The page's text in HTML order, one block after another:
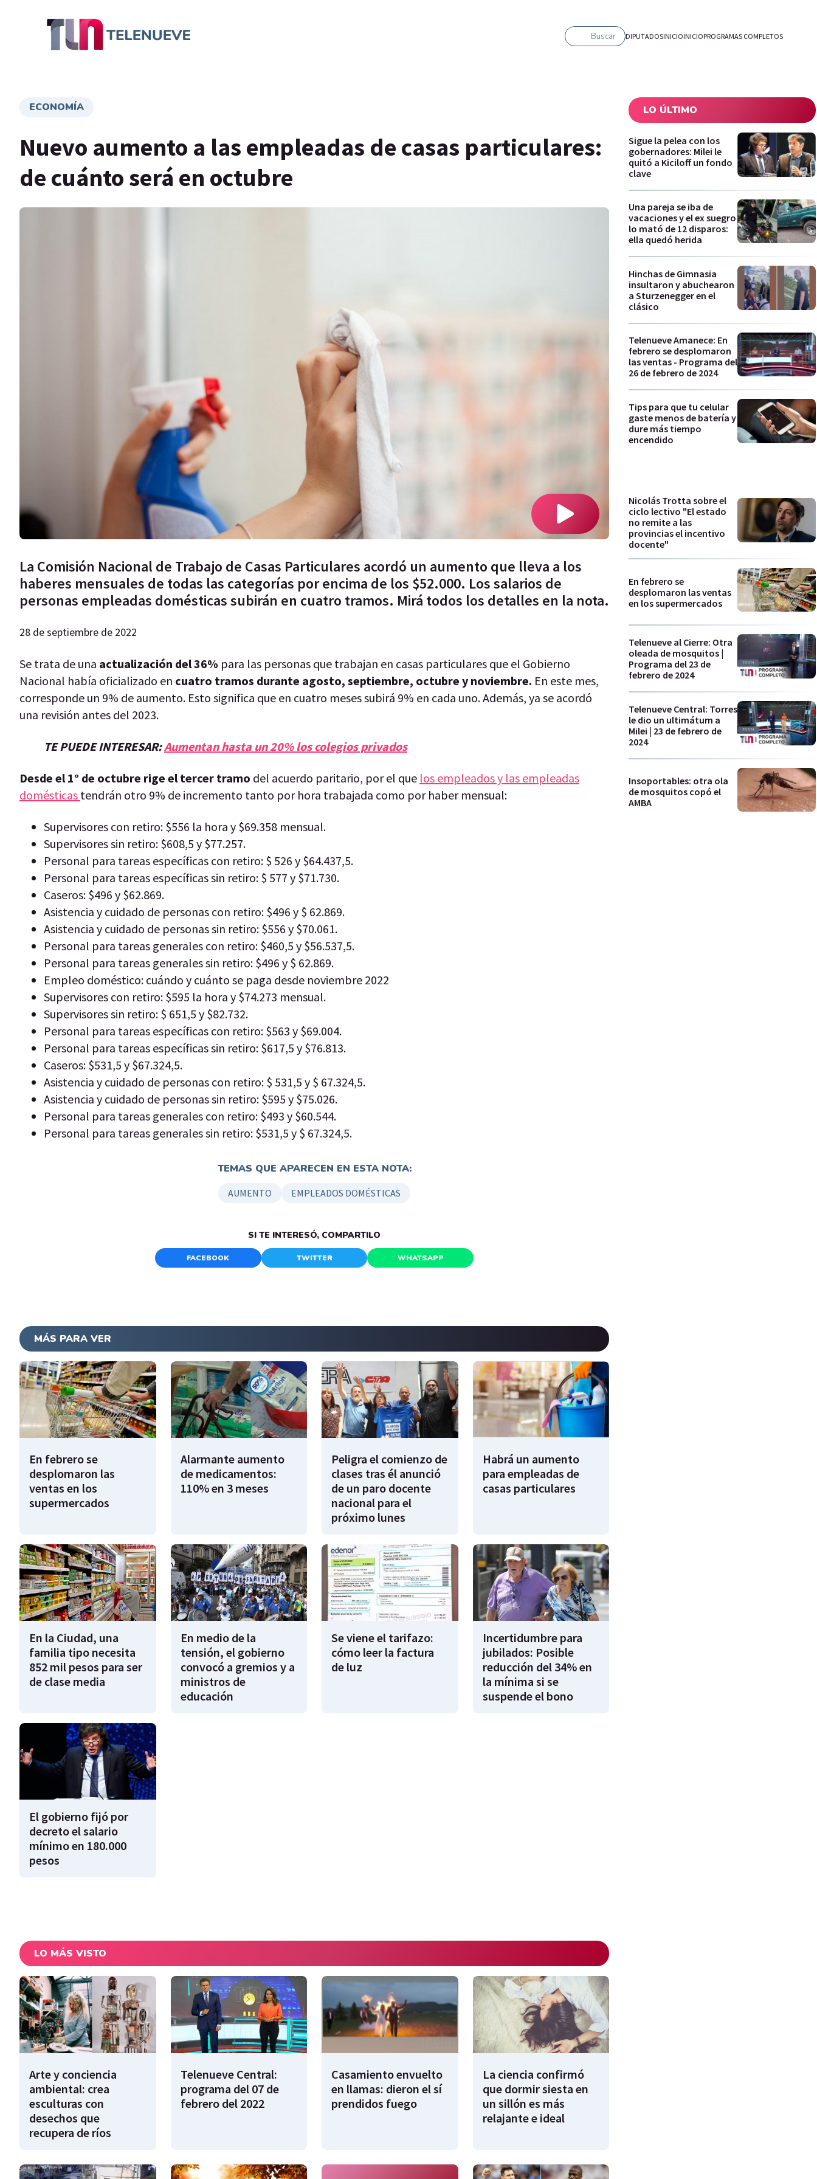
Buscar DIPUTADOSINICIOINICIOPROGRAMAS COMPLETOS
ECONOMÍA
Nuevo aumento a las empleadas de casas particulares:
de cuánto será en octubre
La Comisión Nacional de Trabajo de Casas Particulares acordó un aumento que lleva a los
haberes mensuales de todas las categorías por encima de los $52.000. Los salarios de
personas empleadas domésticas subirán en cuatro tramos. Mirá todos los detalles en la nota.
28 de septiembre de 2022
Se trata de una actualización del 36% para las personas que trabajan en casas particulares que el Gobierno
Nacional había oficializado en cuatro tramos durante agosto, septiembre, octubre y noviembre. En este mes,
corresponde un 9% de aumento. Esto significa que en cuatro meses subirá 9% en cada uno. Además, ya se acordó
una revisión antes del 2023.
TE PUEDE INTERESAR:Aumentan hasta un 20% los colegios privados
Desde el 1° de octubre rige el tercer tramo del acuerdo paritario, por el que los empleados y las empleadas
domésticas tendrán otro 9% de incremento tanto por hora trabajada como por haber mensual:
Supervisores con retiro: $556 la hora y $69.358 mensual.
Supervisores sin retiro: $608,5 y $77.257.
Personal para tareas específicas con retiro: $ 526 y $64.437,5.
Personal para tareas específicas sin retiro: $ 577 y $71.730.
Caseros: $496 y $62.869.
Asistencia y cuidado de personas con retiro: $496 y $ 62.869.
Asistencia y cuidado de personas sin retiro: $556 y $70.061.
Personal para tareas generales con retiro: $460,5 y $56.537,5.
Personal para tareas generales sin retiro: $496 y $ 62.869.
Empleo doméstico: cuándo y cuánto se paga desde noviembre 2022
Supervisores con retiro: $595 la hora y $74.273 mensual.
Supervisores sin retiro: $ 651,5 y $82.732.
Personal para tareas específicas con retiro: $563 y $69.004.
Personal para tareas específicas sin retiro: $617,5 y $76.813.
Caseros: $531,5 y $67.324,5.
Asistencia y cuidado de personas con retiro: $ 531,5 y $ 67.324,5.
Asistencia y cuidado de personas sin retiro: $595 y $75.026.
Personal para tareas generales con retiro: $493 y $60.544.
Personal para tareas generales sin retiro: $531,5 y $ 67.324,5.
TEMAS QUE APARECEN EN ESTA NOTA:
AUMENTO EMPLEADOS DOMÉSTICAS
SI TE INTERESÓ, COMPARTILO
FACEBOOK TWITTER WHATSAPP
MÁS PARA VER
En febrero se
desplomaron las
ventas en los
supermercados
Alarmante aumento
de medicamentos:
110% en 3 meses
Peligra el comienzo de
clases tras él anunció
de un paro docente
nacional para el
próximo lunes
Habrá un aumento
para empleadas de
casas particulares
En la Ciudad, una
familia tipo necesita
852 mil pesos para ser
de clase media
En medio de la
tensión, el gobierno
convocó a gremios y a
ministros de
educación
Se viene el tarifazo:
cómo leer la factura
de luz
Incertidumbre para
jubilados: Posible
reducción del 34% en
la mínima si se
suspende el bono
El gobierno fijó por
decreto el salario
mínimo en 180.000
pesos
LO MÁS VISTO
Arte y conciencia
ambiental: crea
esculturas con
desechos que
recupera de ríos
Telenueve Central:
programa del 07 de
febrero del 2022
Casamiento envuelto
en llamas: dieron el sí
prendidos fuego
La ciencia confirmó
que dormir siesta en
un sillón es más
relajante e ideal
LO ÚLTIMO
Sigue la pelea con los
gobernadores: Milei le
quitó a Kiciloff un fondo
clave
Una pareja se iba de
vacaciones y el ex suegro
lo mató de 12 disparos:
ella quedó herida
Hinchas de Gimnasia
insultaron y abuchearon
a Sturzenegger en el
clásico
Telenueve Amanece: En
febrero se desplomaron
las ventas - Programa del
26 de febrero de 2024
Tips para que tu celular
gaste menos de batería y
dure más tiempo
encendido
Nicolás Trotta sobre el
ciclo lectivo "El estado
no remite a las
provincias el incentivo
docente"
En febrero se
desplomaron las ventas
en los supermercados
Telenueve al Cierre: Otra
oleada de mosquitos |
Programa del 23 de
febrero de 2024
Telenueve Central: Torres
le dio un ultimátum a
Milei | 23 de febrero de
2024
Insoportables: otra ola
de mosquitos copó el
AMBA